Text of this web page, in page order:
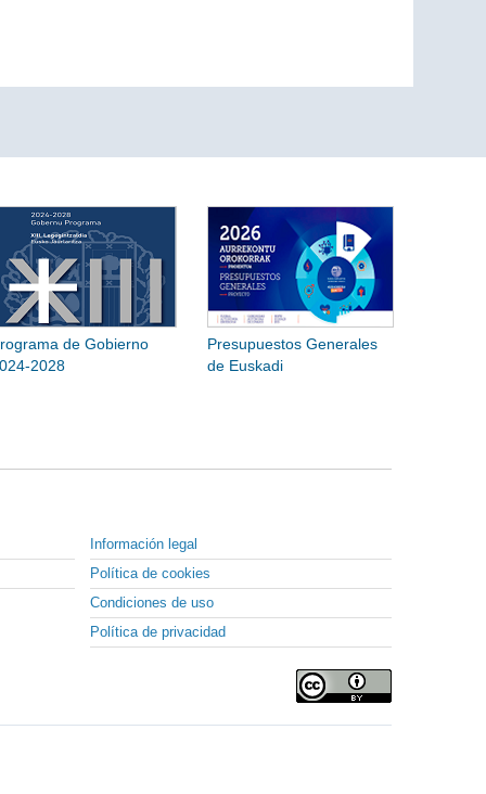
de Gobierno
2028
Presupuestos Generales
de Euskadi
Información legal
Política de cookies
Condiciones de uso
Política de privacidad